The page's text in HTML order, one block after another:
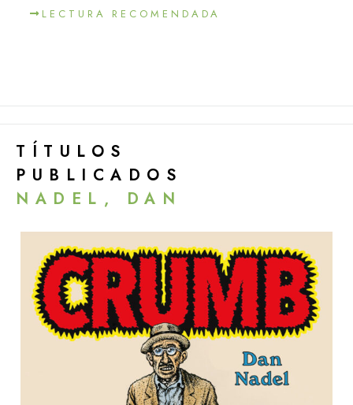
LECTURA RECOMENDADA
TÍTULOS
PUBLICADOS
NADEL, DAN